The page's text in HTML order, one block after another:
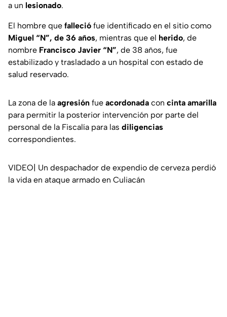
a un lesionado.
El hombre que falleció fue identificado en el sitio como
Miguel “N”, de 36 años, mientras que el herido, de
nombre Francisco Javier “N”, de 38 años, fue
estabilizado y trasladado a un hospital con estado de
salud reservado.
La zona de la agresión fue acordonada con cinta amarilla
para permitir la posterior intervención por parte del
personal de la Fiscalía para las diligencias
correspondientes.
VIDEO| Un despachador de expendio de cerveza perdió
la vida en ataque armado en Culiacán